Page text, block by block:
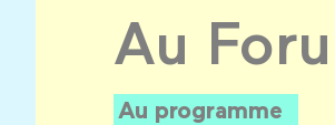
Au
Au programme